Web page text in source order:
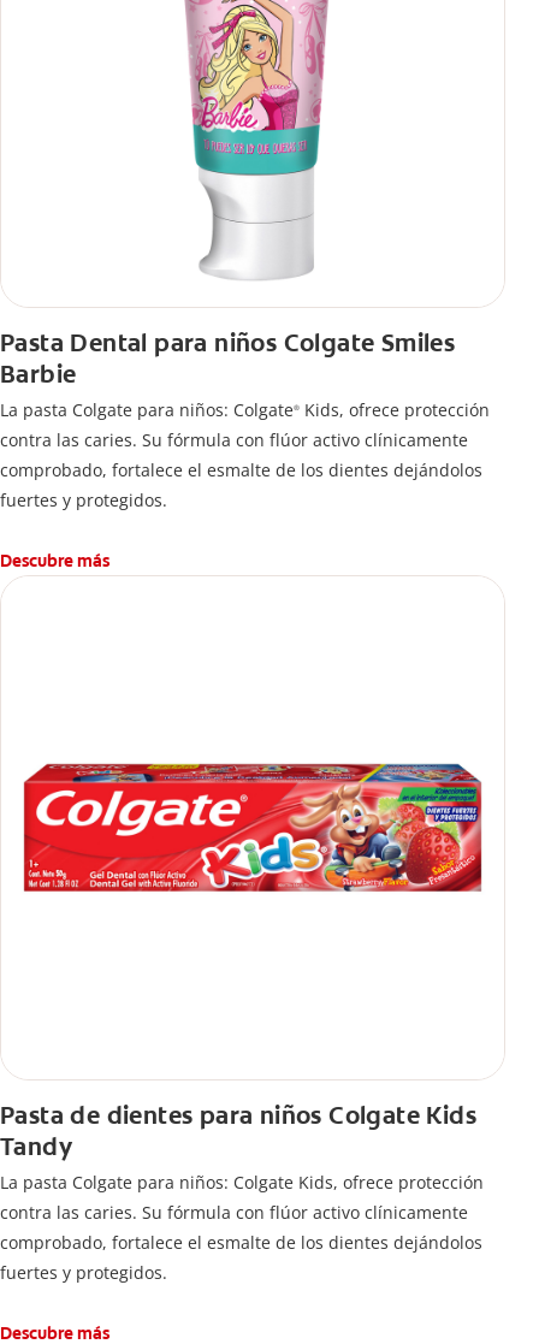
Pasta Dental para niños Colgate Smiles
Barbie
La pasta Colgate para niños: Colgate® Kids, ofrece protección
contra las caries. Su fórmula con flúor activo clínicamente
comprobado, fortalece el esmalte de los dientes dejándolos
fuertes y protegidos.
Descubre más
Pasta de dientes para niños Colgate Kids
Tandy
La pasta Colgate para niños: Colgate Kids, ofrece protección
contra las caries. Su fórmula con flúor activo clínicamente
comprobado, fortalece el esmalte de los dientes dejándolos
fuertes y protegidos.
Descubre más